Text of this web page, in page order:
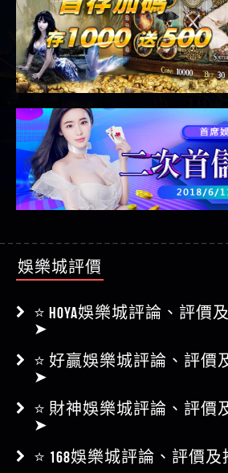
娛樂城評價
⭐ HOYA娛樂城評論、評價
⭐ 好贏娛樂城評論、評價
⭐ 財神娛樂城評論、評價
⭐ 168娛樂城評論、評價
金合發娛樂城評論、評價